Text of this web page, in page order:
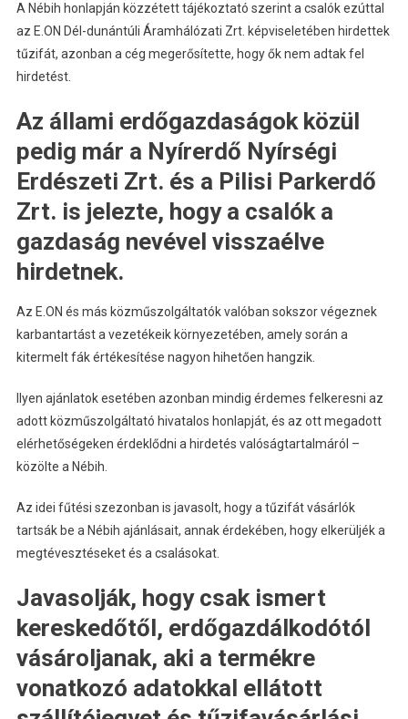
A Nébih honlapján közzétett tájékoztató szerint a csalók ezúttal
az E.ON Dél-dunántúli Áramhálózati Zrt. képviseletében hirdettek
tűzifát, azonban a cég megerősítette, hogy ők nem adtak fel
hirdetést.
Az állami erdőgazdaságok közül
pedig már a Nyírerdő Nyírségi
Erdészeti Zrt. és a Pilisi Parkerdő
Zrt. is jelezte, hogy a csalók a
gazdaság nevével visszaélve
hirdetnek.
Az E.ON és más közműszolgáltatók valóban sokszor végeznek
karbantartást a vezetékeik környezetében, amely során a
kitermelt fák értékesítése nagyon hihetően hangzik.
Ilyen ajánlatok esetében azonban mindig érdemes felkeresni az
adott közműszolgáltató hivatalos honlapját, és az ott megadott
elérhetőségeken érdeklődni a hirdetés valóságtartalmáról –
közölte a Nébih.
Az idei fűtési szezonban is javasolt, hogy a tűzifát vásárlók
tartsák be a Nébih ajánlásait, annak érdekében, hogy elkerüljék a
megtévesztéseket és a csalásokat.
Javasolják, hogy csak ismert
kereskedőtől, erdőgazdálkodótól
vásároljanak, aki a termékre
vonatkozó adatokkal ellátott